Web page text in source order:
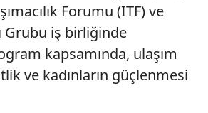
Forumu (ITF) ve
Grubu iş birliğinde
kapsamında, ulaşım
ve kadınların güçlenmesi